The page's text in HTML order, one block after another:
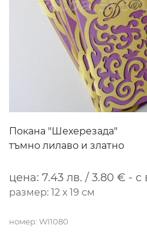
Покана "Шехерезада"
тъмно лилаво и златно
цена: 7.43 лв. / 3.80 € -
размер: 12 х 19 см
номер: WI1080